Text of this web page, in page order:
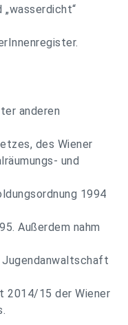
anderen
des Wiener
und
1994
Außerdem nahm
2014/15 der Wiener